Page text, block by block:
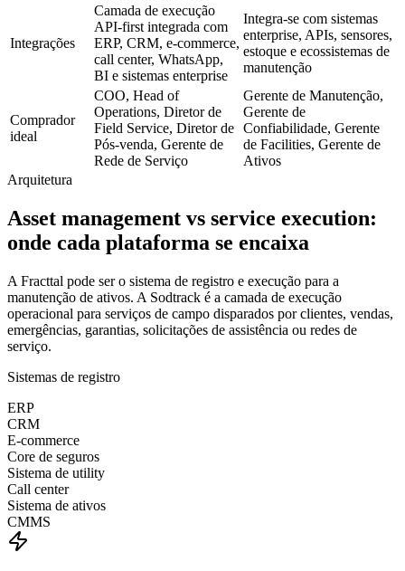
Integrações
Camada de execução
API-first integrada com
ERP, CRM, e-commerce,
call center, WhatsApp,
BI e sistemas enterprise
Integra-se com sistemas
enterprise, APIs, sensores,
estoque e ecossistemas de
manutenção
Comprador
ideal
COO, Head of
Operations, Diretor de
Field Service, Diretor de
Pós-venda, Gerente de
Rede de Serviço
Gerente de Manutenção,
Gerente de
Confiabilidade, Gerente
de Facilities, Gerente de
Ativos
Arquitetura
Asset management vs service execution:
onde cada plataforma se encaixa
A Fracttal pode ser o sistema de registro e execução para a
manutenção de ativos. A Sodtrack é a camada de execução
operacional para serviços de campo disparados por clientes, vendas,
emergências, garantias, solicitações de assistência ou redes de
serviço.
Sistemas de registro
ERP
CRM
E-commerce
Core de seguros
Sistema de utility
Call center
Sistema de ativos
CMMS